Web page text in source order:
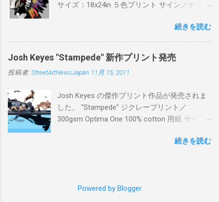
サイズ：18x24in ５色プリント サイン／ナンバ
ドフィニッシュバージョン（エディション：
25）$125 購入は８月２６日に こちら から
続きを読む
Josh Keyes "Stampede" 新作プリント発売
投稿者: StreetArtNewsJapan 11月 15, 2011
Josh Keyes の傑作プリント作品が発売されま
した。 "Stampede" ジクレープリント／
300gsm Optima One 100% cotton 用紙 サイズ:
ィション：350 価格: $350 + 送料 購入は こち
続きを読む
Powered by Blogger